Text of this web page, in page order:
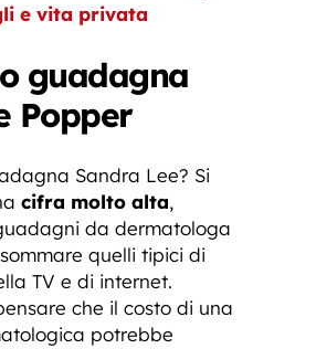
e vita privata
guadagna
Popper
Sandra Lee? Si
cifra molto alta,
da dermatologa
quelli tipici di
TV e di internet.
che il costo di una
potrebbe